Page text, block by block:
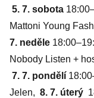
5. 7. sobota
Mattoni Young
7. neděle
Nobody Listen +
7. 7. pondělí
Jelen, 8. 7. úterý